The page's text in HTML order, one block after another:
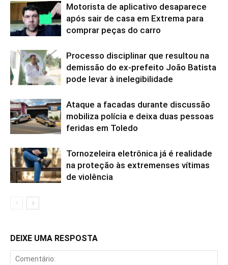
Motorista de aplicativo desaparece
após sair de casa em Extrema para
comprar peças do carro
Processo disciplinar que resultou na
demissão do ex-prefeito João Batista
pode levar à inelegibilidade
Ataque a facadas durante discussão
mobiliza polícia e deixa duas pessoas
feridas em Toledo
Tornozeleira eletrônica já é realidade
na proteção às extremenses vítimas
de violência
DEIXE UMA RESPOSTA